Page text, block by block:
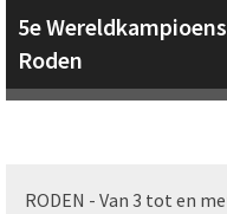
5e
Roden
RODEN - Van 3 tot en